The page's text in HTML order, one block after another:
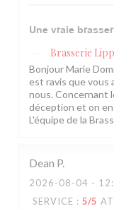
Une vraie
Brasserie Lipp
Bonjour Marie
est ravis que vous
nous. Concernant
déception et on
L'équipe de la
Dean P
2026-08-04 -
SERVICE : 5/5